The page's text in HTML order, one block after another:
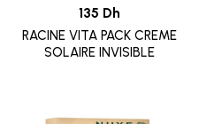
135 Dh
RACINE VITA PACK CREME
SOLAIRE INVISIBLE